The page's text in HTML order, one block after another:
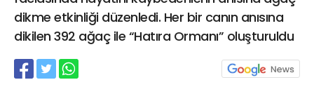
dikme etkinliği düzenledi. Her bir canın anısına
dikilen 392 ağaç ile “Hatıra Ormanı” oluşturuldu
21 Gölcük
02624132333
haber@golcukpostasi.com